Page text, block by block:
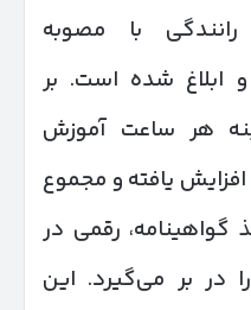
با مصوبه
ابلاغ شده است. بر
هر ساعت آموزش
تومان افزایش یافته و مجموع
گواهینامه، رقمی در
را در بر می‌گیرد. این